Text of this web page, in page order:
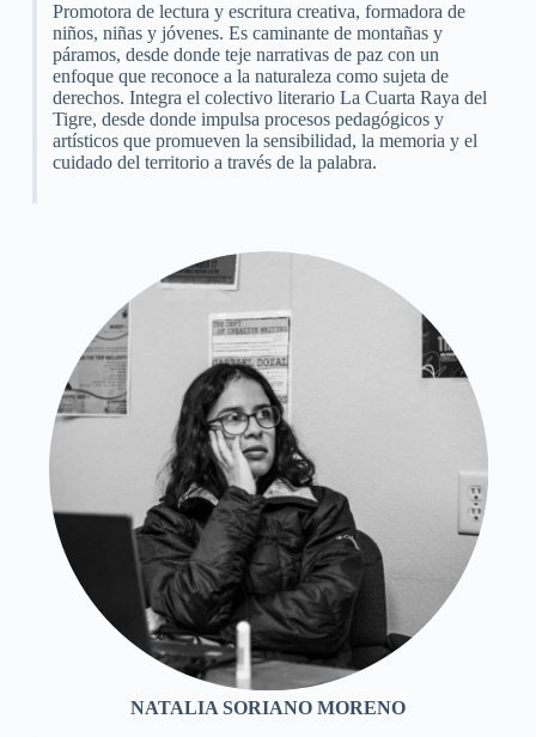
Promotora de lectura y escritura creativa, formadora de
niños, niñas y jóvenes. Es caminante de montañas y
páramos, desde donde teje narrativas de paz con un
enfoque que reconoce a la naturaleza como sujeta de
derechos. Integra el colectivo literario La Cuarta Raya del
Tigre, desde donde impulsa procesos pedagógicos y
artísticos que promueven la sensibilidad, la memoria y el
cuidado del territorio a través de la palabra.
NATALIA SORIANO MORENO